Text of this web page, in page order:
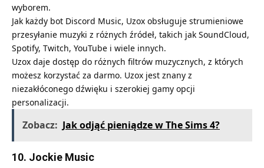
wyborem.
Jak każdy bot Discord Music, Uzox obsługuje strumieniowe
przesyłanie muzyki z różnych źródeł, takich jak SoundCloud,
Spotify, Twitch, YouTube i wiele innych.
Uzox daje dostęp do różnych filtrów muzycznych, z których
możesz korzystać za darmo. Uzox jest znany z
niezakłóconego dźwięku i szerokiej gamy opcji
personalizacji.
Zobacz: Jak odjąć pieniądze w The Sims 4?
10. Jockie Music